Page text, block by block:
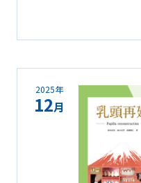
2025年
12月